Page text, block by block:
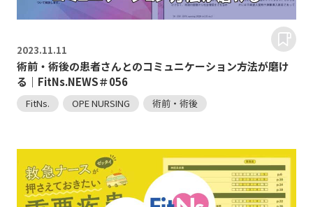
2023.11.11
術前・術後の患者さんとのコミュニケーション方法が磨け
る｜FitNs.NEWS＃056
FitNs. OPE NURSING 術前・術後